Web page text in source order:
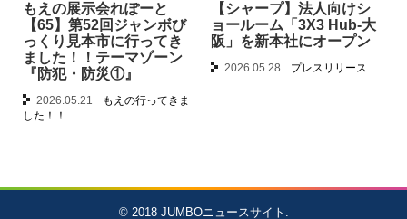
もえの展示会れぽーと
【65】第52回ジャンボび
っくり見本市に行ってき
ました！！テーマゾーン
『防犯・防災①』
2026.05.21
もえの行ってきま
した！！
【シャープ】法人向けシ
ョールーム「3X3 Hub-大
阪」を新本社にオープン
2026.05.28 プレスリリース
© 2018 JUMBOニュースサイト .